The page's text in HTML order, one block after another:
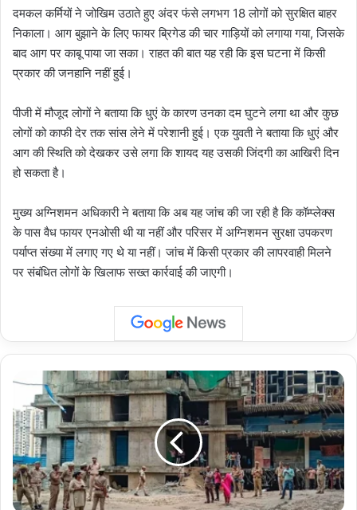
दमकल कर्मियों ने जोखिम उठाते हुए अंदर फंसे लगभग 18 लोगों को सुरक्षित बाहर
निकाला। आग बुझाने के लिए फायर ब्रिगेड की चार गाड़ियों को लगाया गया, जिसके
बाद आग पर काबू पाया जा सका। राहत की बात यह रही कि इस घटना में किसी
प्रकार की जनहानि नहीं हुई।
पीजी में मौजूद लोगों ने बताया कि धुएं के कारण उनका दम घुटने लगा था और कुछ
लोगों को काफी देर तक सांस लेने में परेशानी हुई। एक युवती ने बताया कि धुएं और
आग की स्थिति को देखकर उसे लगा कि शायद यह उसकी जिंदगी का आखिरी दिन
हो सकता है।
मुख्य अग्निशमन अधिकारी ने बताया कि अब यह जांच की जा रही है कि कॉम्प्लेक्स
के पास वैध फायर एनओसी थी या नहीं और परिसर में अग्निशमन सुरक्षा उपकरण
पर्याप्त संख्या में लगाए गए थे या नहीं। जांच में किसी प्रकार की लापरवाही मिलने
पर संबंधित लोगों के खिलाफ सख्त कार्रवाई की जाएगी।
accident:
आंधी-
बारिश
के
दौरान
निर्माणाधीन
भवन